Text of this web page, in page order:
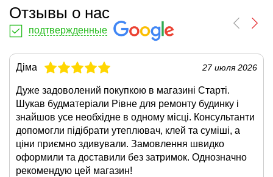
Отзывы о нас
подтвержденные
Діма 27 июля 2026
Дуже задоволений покупкою в магазині Старті.
Шукав будматеріали Рівне для ремонту будинку і
знайшов усе необхідне в одному місці. Консультанти
допомогли підібрати утеплювач, клей та суміші, а
ціни приємно здивували. Замовлення швидко
оформили та доставили без затримок. Однозначно
рекомендую цей магазин!